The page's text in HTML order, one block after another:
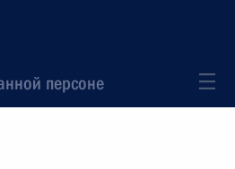
персоне